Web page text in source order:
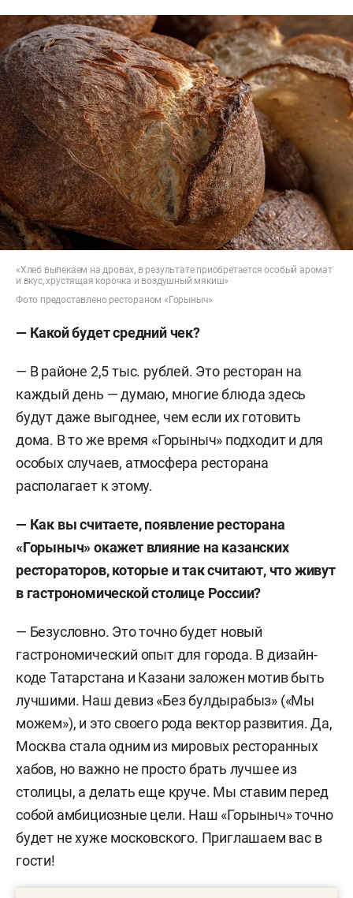
«Хлеб выпекаем на дровах, в результате приобретается особый аромат
и вкус, хрустящая корочка и воздушный мякиш»
Фото предоставлено рестораном «Горыныч»
— Какой будет средний чек?
— В районе 2,5 тыс. рублей. Это ресторан на
каждый день — думаю, многие блюда здесь
будут даже выгоднее, чем если их готовить
дома. В то же время «Горыныч» подходит и для
особых случаев, атмосфера ресторана
располагает к этому.
— Как вы считаете, появление ресторана
«Горыныч» окажет влияние на казанских
рестораторов, которые и так считают, что живут
в гастрономической столице России?
— Безусловно. Это точно будет новый
гастрономический опыт для города. В дизайн-
коде Татарстана и Казани заложен мотив быть
лучшими. Наш девиз «Без булдырабыз» («Мы
можем»), и это своего рода вектор развития. Да,
Москва стала одним из мировых ресторанных
хабов, но важно не просто брать лучшее из
столицы, а делать еще круче. Мы ставим перед
собой амбициозные цели. Наш «Горыныч» точно
будет не хуже московского. Приглашаем вас в
гости!